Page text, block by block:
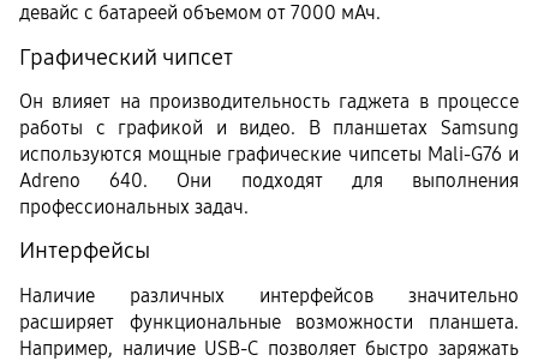
девайс с батареей объемом от 7000 мАч.
Графический чипсет
Он влияет на производительность гаджета в процессе
работы с графикой и видео. В планшетах Samsung
используются мощные графические чипсеты Mali-G76 и
Adreno 640. Они подходят для выполнения
профессиональных задач.
Интерфейсы
Наличие различных интерфейсов значительно
расширяет функциональные возможности планшета.
Например, наличие USB-C позволяет быстро заряжать